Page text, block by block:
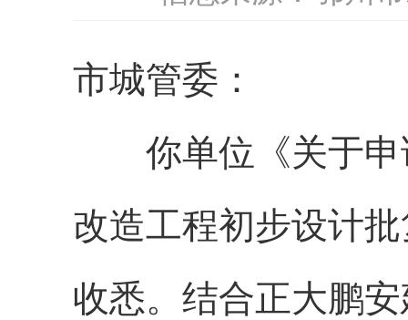
市城管委 ：
你单位 《关于
改造工程初步设计
收悉。 结合正大鹏